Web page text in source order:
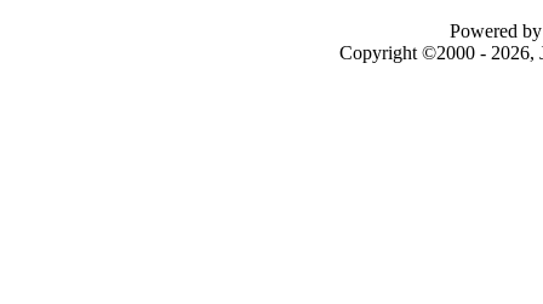
Powered
Copyright ©2000 - 2026,